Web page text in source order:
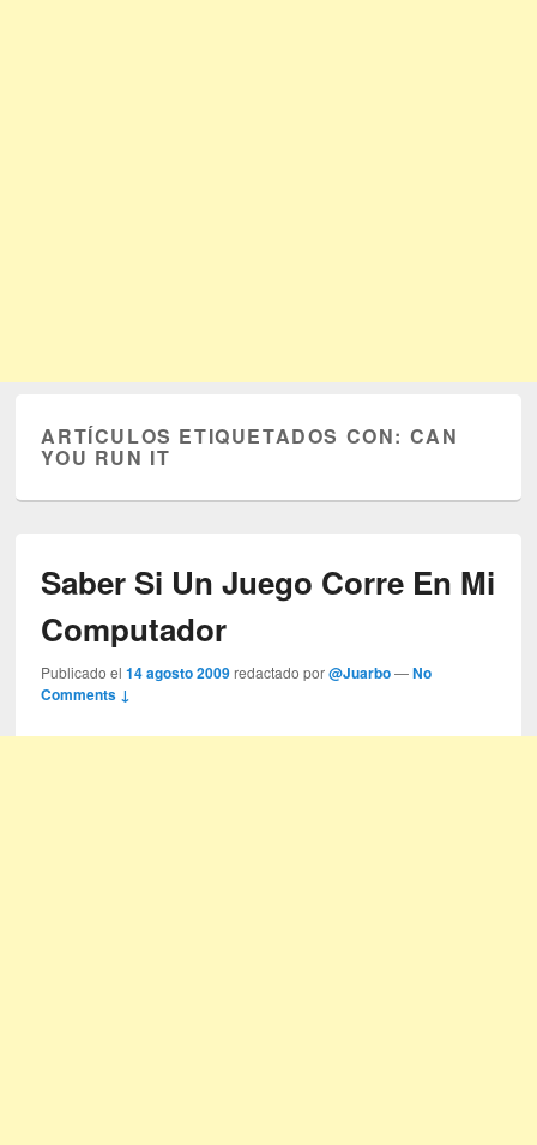
ARTÍCULOS ETIQUETADOS CON: CAN
YOU RUN IT
Saber Si Un Juego Corre En Mi
Computador
Publicado el14 agosto 2009 redactado por@Juarbo —No
Comments ↓